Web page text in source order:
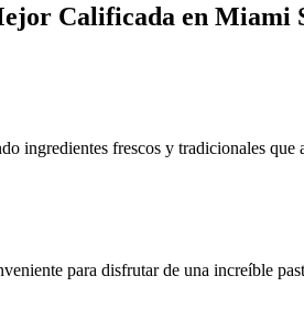
Calificada en Miami
ingredientes frescos y tradicionales que
para disfrutar de una increíble